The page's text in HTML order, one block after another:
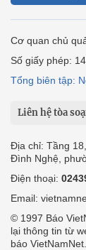
Cơ quan chủ
Số giấy phép:
Tổng biên tập:
Liên hệ tòa
Địa chỉ: Tầng
Đình Nghệ,
Điện thoại:
Email:
© 1997 Báo
lại thông tin từ
báo VietNamNet.